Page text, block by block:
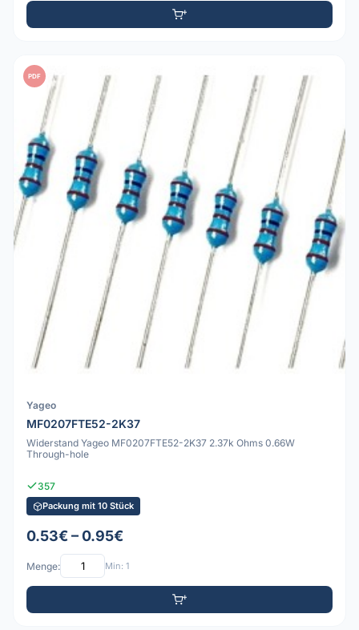
PDF
Yageo
MF0207FTE52-2K37
Widerstand Yageo MF0207FTE52-2K37 2.37k Ohms 0.66W
Through-hole
357
Packung mit 10 Stück
0.53€ – 0.95€
Menge: Min: 1